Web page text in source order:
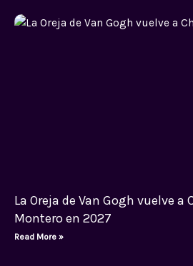
La Oreja de Van Gogh vuelve a
Montero en 2027
Read More »